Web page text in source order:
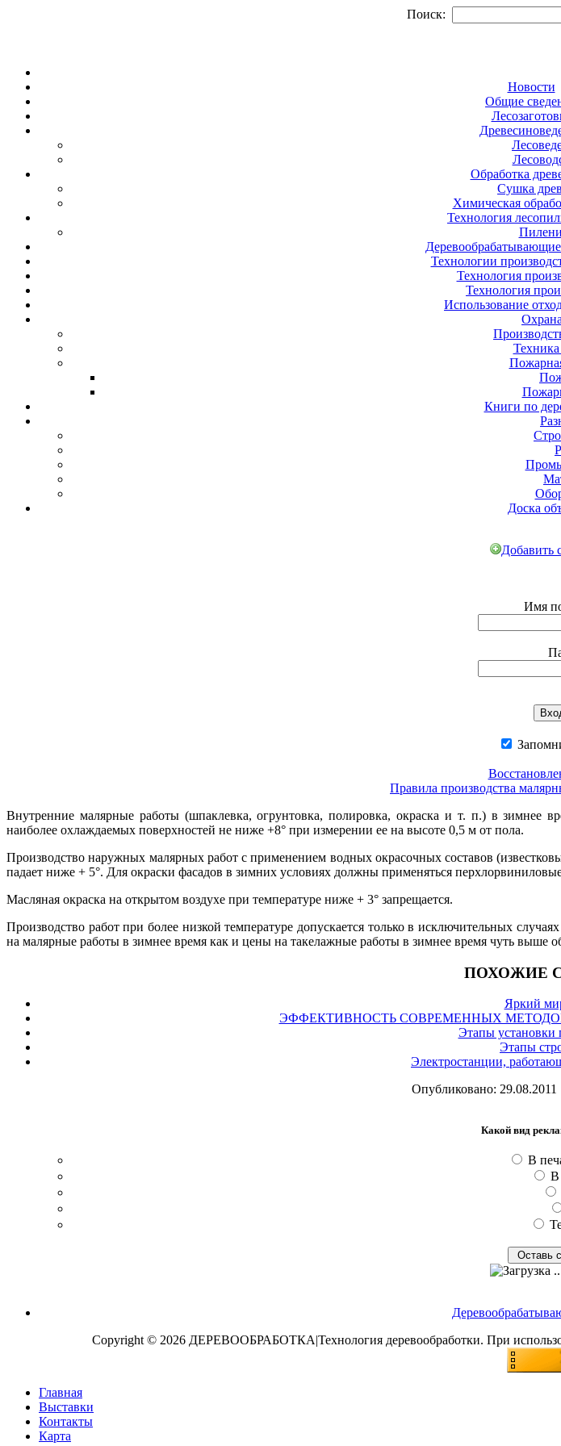
Поиск:
Новости
Общие
Обработка
Сушка
Химическая
Технология
Технологии
Технология
Технология
Использование
Техника
Книги по
Доска
Добавить
Имя
Правила производства
Внутренние малярные работы (шпаклевка, огрунтовка, полировка, окраска и т. п.) в зимнее
наиболее охлаждаемых поверхностей не ниже +8° при измерении ее на высоте 0,5 м от пола.
Производство наружных малярных работ с применением водных окрасочных составов
падает ниже + 5°. Для окраски фасадов в зимних условиях должны применяться
Масляная окраска на открытом воздухе при температуре ниже + 3° запрещается.
Производство работ при более низкой температуре допускается только в исключительных
на малярные работы в зимнее время как и цены на такелажные работы в зимнее время чуть выше
ПОХОЖИЕ
Яркий
ЭФФЕКТИВНОСТЬ СОВРЕМЕННЫХ
Этапы установки
Этапы
Электростанции,
Опубликовано:
Какой вид
В
В
Copyright © 2026 ДЕРЕВООБРАБОТКА|Технология деревообработки. При
Главная
Выставки
Контакты
Карта